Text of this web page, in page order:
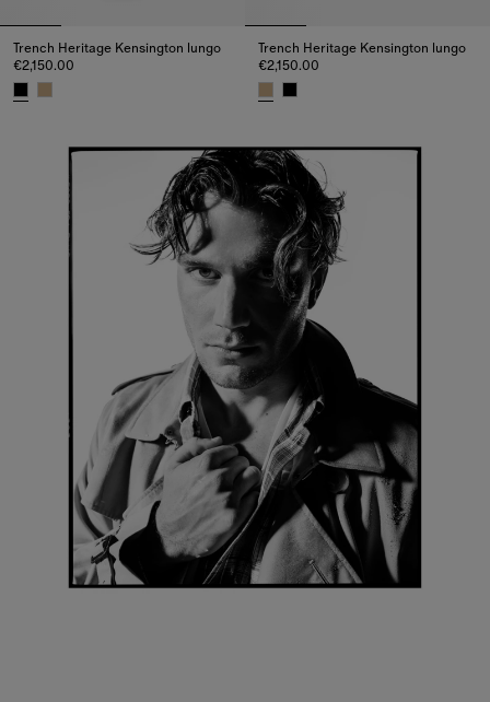
Trench Heritage Kensington lungo
€2,150.00
Trench Heritage Kensington lungo
€2,150.00